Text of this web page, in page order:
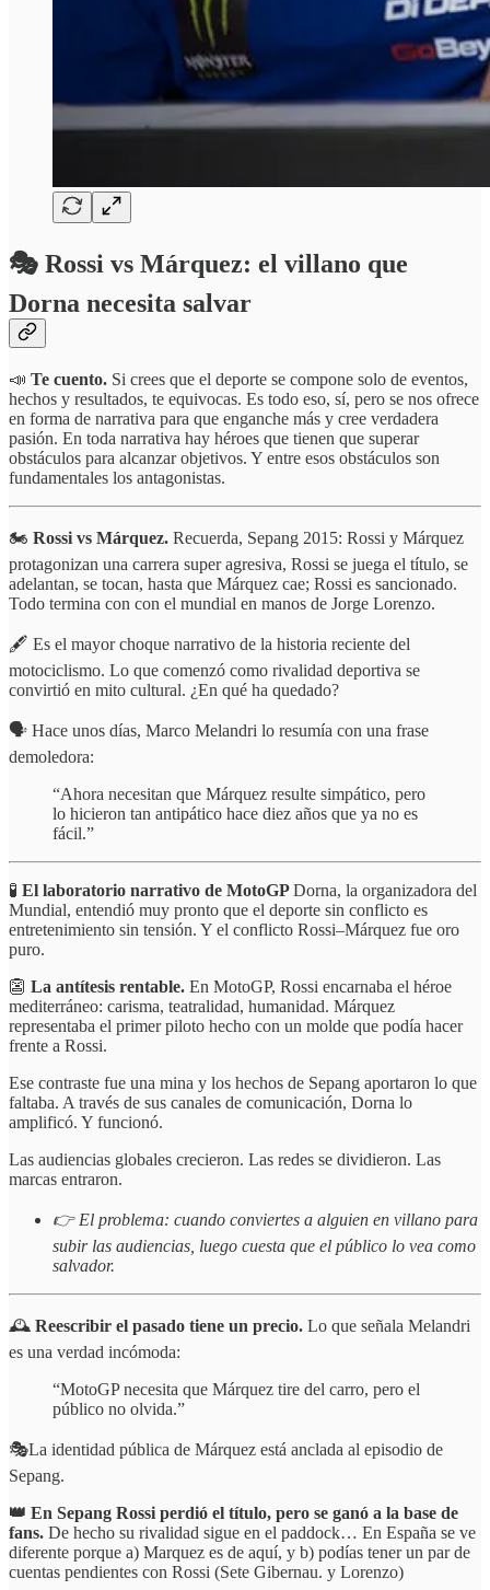
🎭 Rossi vs Márquez: el villano que
Dorna necesita salvar
📣 Te cuento. Si crees que el deporte se compone solo de eventos,
hechos y resultados, te equivocas. Es todo eso, sí, pero se nos ofrece
en forma de narrativa para que enganche más y cree verdadera
pasión. En toda narrativa hay héroes que tienen que superar
obstáculos para alcanzar objetivos. Y entre esos obstáculos son
fundamentales los antagonistas.
🏍️ Rossi vs Márquez. Recuerda, Sepang 2015: Rossi y Márquez
protagonizan una carrera super agresiva, Rossi se juega el título, se
adelantan, se tocan, hasta que Márquez cae; Rossi es sancionado.
Todo termina con con el mundial en manos de Jorge Lorenzo.
🖋️ Es el mayor choque narrativo de la historia reciente del
motociclismo. Lo que comenzó como rivalidad deportiva se
convirtió en mito cultural. ¿En qué ha quedado?
🗣️ Hace unos días, Marco Melandri lo resumía con una frase
demoledora:
“Ahora necesitan que Márquez resulte simpático, pero
lo hicieron tan antipático hace diez años que ya no es
fácil.”
🧪 El laboratorio narrativo de MotoGPDorna, la organizadora del
Mundial, entendió muy pronto que el deporte sin conflicto es
entretenimiento sin tensión. Y el conflicto Rossi–Márquez fue oro
puro.
👺 La antítesis rentable. En MotoGP, Rossi encarnaba el héroe
mediterráneo: carisma, teatralidad, humanidad. Márquez
representaba el primer piloto hecho con un molde que podía hacer
frente a Rossi.
Ese contraste fue una mina y los hechos de Sepang aportaron lo que
faltaba. A través de sus canales de comunicación, Dorna lo
amplificó. Y funcionó.
Las audiencias globales crecieron. Las redes se dividieron. Las
marcas entraron.
👉 El problema: cuando conviertes a alguien en villano para
subir las audiencias, luego cuesta que el público lo vea como
salvador.
🕰️ Reescribir el pasado tiene un precio. Lo que señala Melandri
es una verdad incómoda:
“MotoGP necesita que Márquez tire del carro, pero el
público no olvida.”
🎭La identidad pública de Márquez está anclada al episodio de
Sepang.
👑 En Sepang Rossi perdió el título, pero se ganó a la base de
fans. De hecho su rivalidad sigue en el paddock… En España se ve
diferente porque a) Marquez es de aquí, y b) podías tener un par de
cuentas pendientes con Rossi (Sete Gibernau. y Lorenzo)